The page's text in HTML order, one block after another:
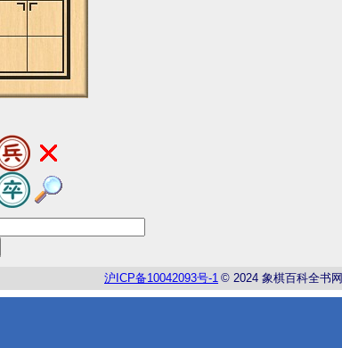
沪 ICP备10042093号-1 © 2024 象棋百科全书网